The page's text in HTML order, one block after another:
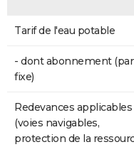
Tarif de l'eau potable
- dont abonnement
fixe)
Redevances applicables
(voies navigables,
protection de la